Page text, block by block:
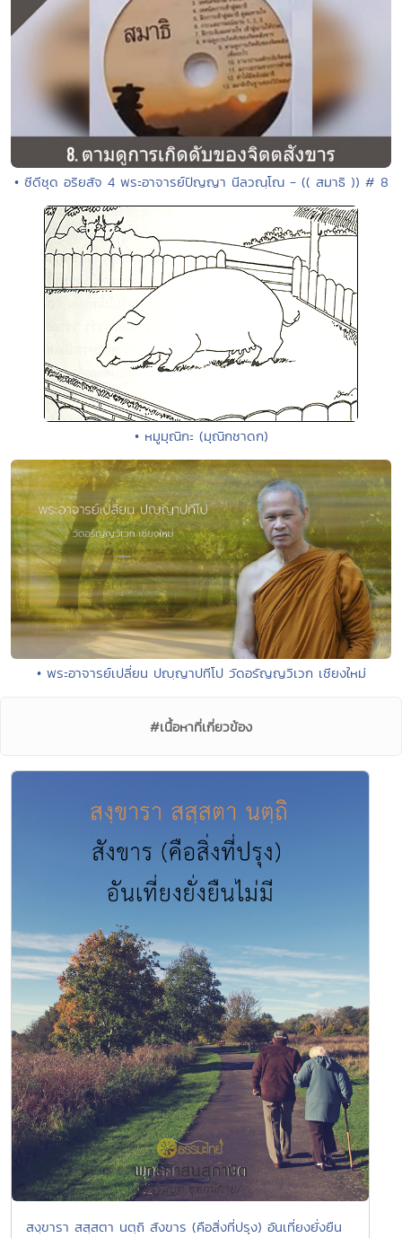
• ซีดีชุด อริยสัจ 4 พระอาจารย์ปัญญา นีลวณฺโณ - (( สมาธิ )) # 8
• หมูมุณิกะ (มุณิกชาดก)
• พระอาจารย์เปลี่ยน ปญฺญาปทีโป วัดอรัญญวิเวก เชียงใหม่
#เนื้อหาที่เกี่ยวข้อง
สงฺขารา สสฺสตา นตฺถิ สังขาร (คือสิ่งที่ปรุง) อันเที่ยงยั่งยืน